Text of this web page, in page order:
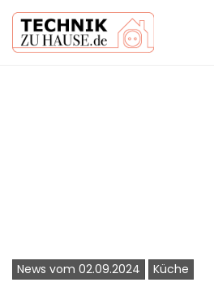
News vom 02.09.2024 Küche